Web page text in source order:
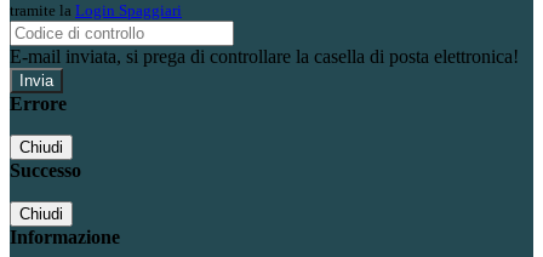
tramite la Login Spaggiari
E-mail inviata, si prega di controllare la casella di posta elettronica!
Errore
Chiudi
Successo
Chiudi
Informazione